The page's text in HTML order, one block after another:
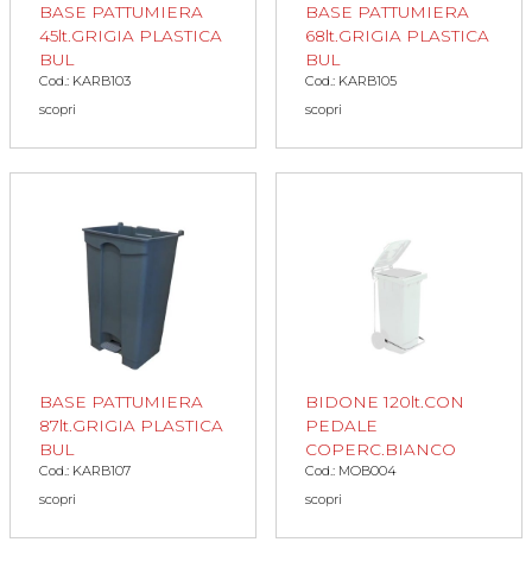
BASE PATTUMIERA
45lt.GRIGIA PLASTICA
BUL
Cod.: KARB103
scopri
BASE PATTUMIERA
68lt.GRIGIA PLASTICA
BUL
Cod.: KARB105
scopri
BASE PATTUMIERA
87lt.GRIGIA PLASTICA
BUL
Cod.: KARB107
scopri
BIDONE 120lt.CON
PEDALE
COPERC.BIANCO
Cod.: MOB004
scopri